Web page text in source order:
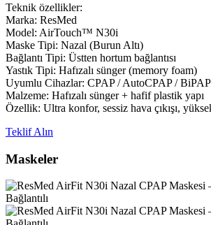
Teknik özellikler:
Marka: ResMed
Model: AirTouch™ N30i
Maske Tipi: Nazal (Burun Altı)
Bağlantı Tipi: Üstten hortum bağlantısı
Yastık Tipi: Hafızalı sünger (memory foam)
Uyumlu Cihazlar: CPAP / AutoCPAP / BiPAP
Malzeme: Hafızalı sünger + hafif plastik yapı
Özellik: Ultra konfor, sessiz hava çıkışı,
Teklif Alın
Maskeler